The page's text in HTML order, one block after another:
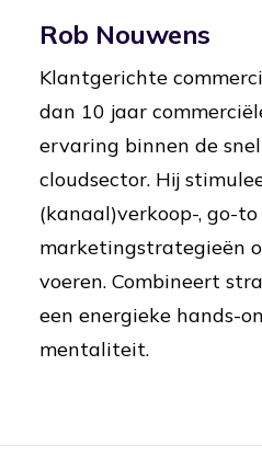
Rob Nouwens
Klantgerichte
dan 10 jaar
ervaring binnen de
cloudsector. Hij
(kanaal)verkoop-, go-
marketingstrategieën
voeren. Combineert
een energieke hands-
mentaliteit.